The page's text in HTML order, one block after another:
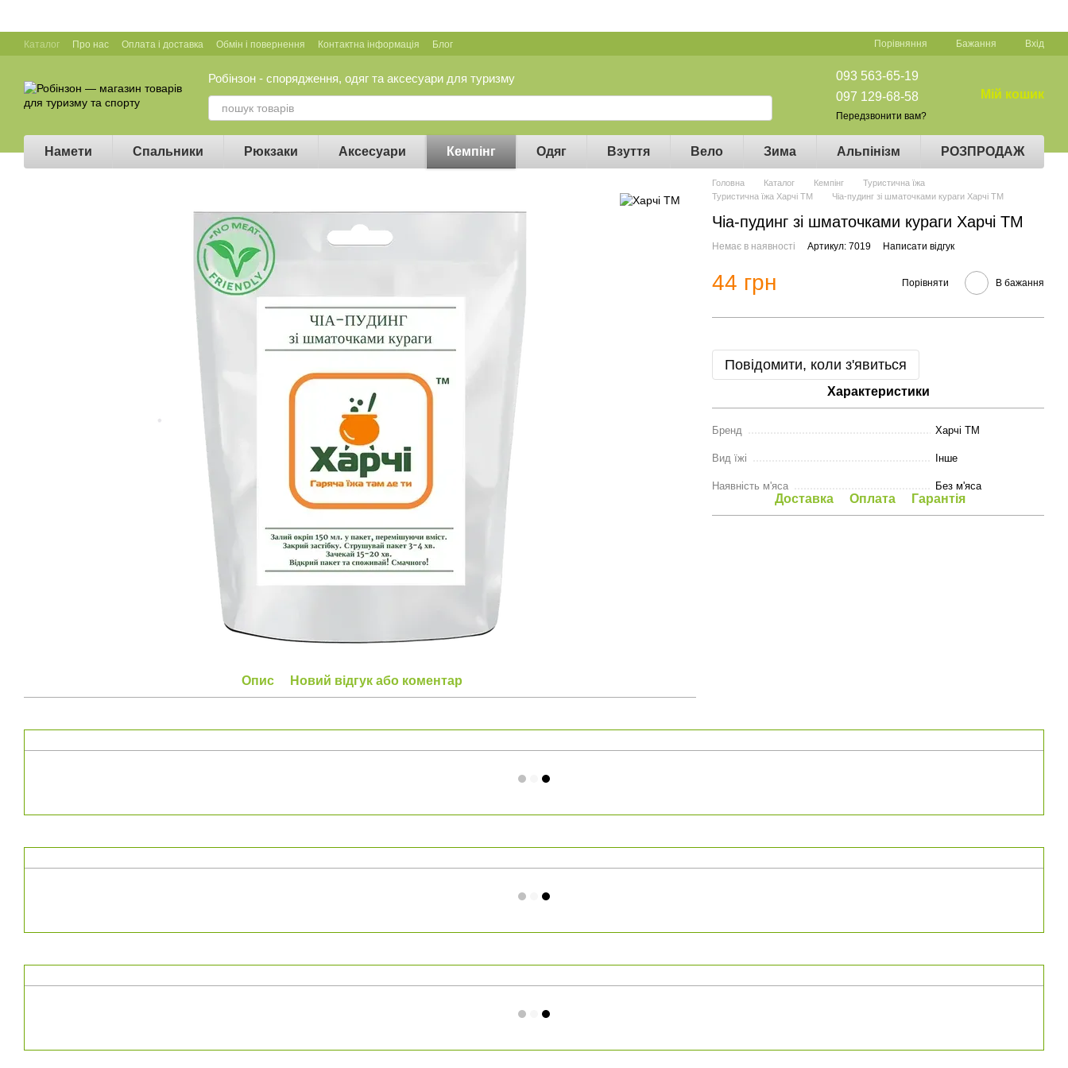
Каталог Про нас Оплата і доставка Обмін і повернення Контактна інформація Блог Порівняння Бажання Вхід
Робінзон - спорядження, одяг та аксесуари для туризму
093 563-65-19
097 129-68-58
Передзвонити вам?
Мій кошик
Намети Спальники Рюкзаки Аксесуари Кемпінг Одяг Взуття Вело Зима Альпінізм РОЗПРОДАЖ
Опис Новий відгук або коментар
Головна Каталог Кемпінг
Туристична їжа
Туристична їжа Харчі ТМ
Чіа-пудинг зі шматочками кураги Харчі ТМ
Чіа-пудинг зі шматочками кураги Харчі ТМ
Немає в наявності Артикул: 7019 Написати відгук
44 грн Порівняти В бажання
Повідомити, коли з'явиться
Характеристики
Бренд Харчі ТМ
Вид їжі Інше
Наявність м'яса Без м'яса
Доставка Оплата Гарантія